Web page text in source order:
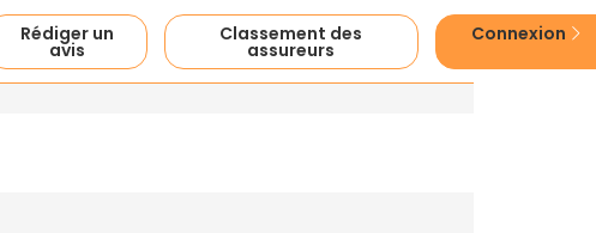
Rédiger un
avis
Classement des
assureurs
Connexion